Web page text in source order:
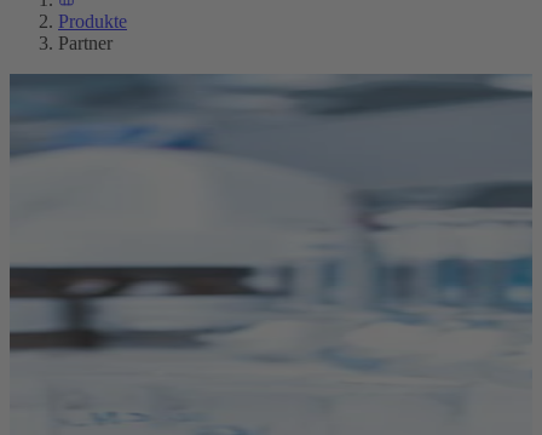
Produkte
Partner